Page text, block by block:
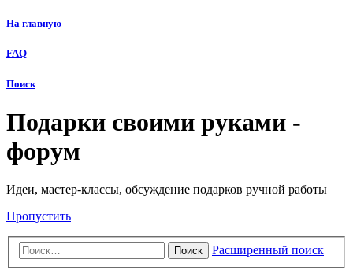
На главную
FAQ
Поиск
Подарки своими руками -
форум
Идеи, мастер-классы, обсуждение подарков ручной работы
Пропустить
Поиск Расширенный поиск